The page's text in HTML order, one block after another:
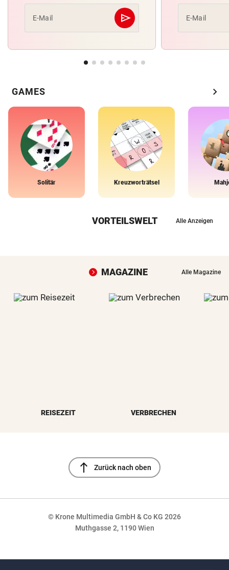
E-Mail send
Abschicken E-Mail
GAMES chevron_right
Solitär Kreuzworträtsel
VORTEILSWELT Alle Anzeigen
MAGAZINE Alle Magazine
REISEZEIT VERBRECHEN
north Zurück nach oben
© Krone Multimedia GmbH & Co KG 2026
Muthgasse 2, 1190 Wien
NaN%